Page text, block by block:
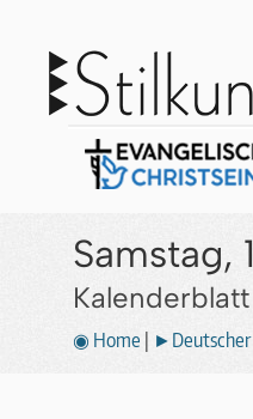
Samstag,
◉ Home ►Deutscher